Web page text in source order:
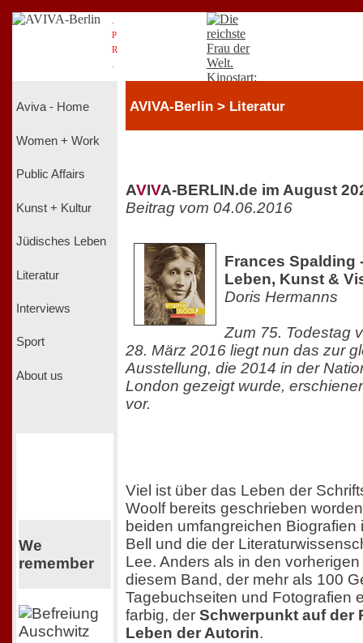
P
R
Aviva - Home
Women + Work
Public Affairs
Kunst + Kultur
Jüdisches Leben
Literatur
Interviews
Sport
About us
We
remember
AVIVA-Berlin > Literatur
AVIVA-BERLIN.de im August
Beitrag vom 04.06.2016
Frances Spalding
Leben, Kunst &
Doris Hermanns
Zum 75. Todestag
28. März 2016 liegt nun das zur
Ausstellung, die 2014 in der
London gezeigt wurde,
vor.
Viel ist über das Leben der
Woolf bereits geschrieben
beiden umfangreichen Biografien
Bell und die der
Lee. Anders als in den
diesem Band, der mehr als 100
Tagebuchseiten und Fotografien
farbig, der Schwerpunkt auf der
Leben der Autorin.